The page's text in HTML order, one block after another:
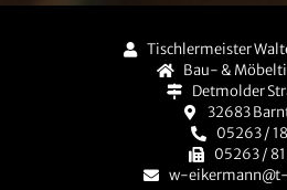
Tischlermeister
Bau- &
Detmolder
32683
05263 /
05263 /
w-